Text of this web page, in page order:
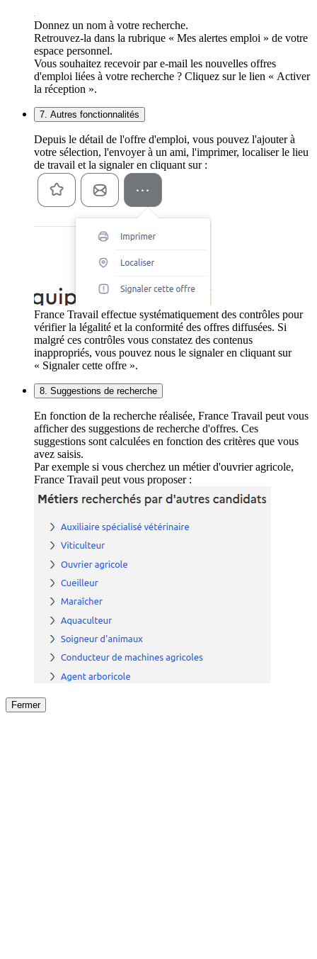
Donnez un nom à votre recherche.
Retrouvez-la dans la rubrique « Mes alertes emploi » de votre
espace personnel.
Vous souhaitez recevoir par e-mail les nouvelles offres
d'emploi liées à votre recherche ? Cliquez sur le lien « Activer
la réception ».
7. Autres fonctionnalités
Depuis le détail de l'offre d'emploi, vous pouvez l'ajouter à
votre sélection, l'envoyer à un ami, l'imprimer, localiser le lieu
de travail et la signaler en cliquant sur :
France Travail effectue systématiquement des contrôles pour
vérifier la légalité et la conformité des offres diffusées. Si
malgré ces contrôles vous constatez des contenus
inappropriés, vous pouvez nous le signaler en cliquant sur
« Signaler cette offre ».
8. Suggestions de recherche
En fonction de la recherche réalisée, France Travail peut vous
afficher des suggestions de recherche d'offres. Ces
suggestions sont calculées en fonction des critères que vous
avez saisis.
Par exemple si vous cherchez un métier d'ouvrier agricole,
France Travail peut vous proposer :
Fermer